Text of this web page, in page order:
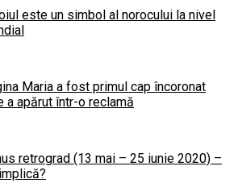
este un simbol al norocului la nivel
Maria a fost primul cap încoronat
a apărut într-o reclamă
retrograd (13 mai – 25 iunie 2020) –